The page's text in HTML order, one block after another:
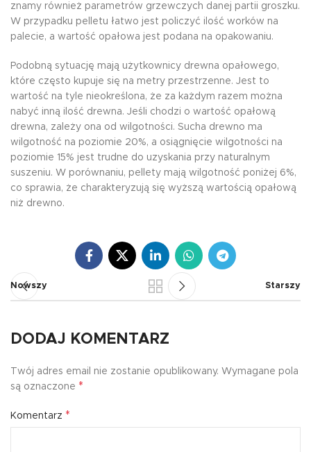
znamy również parametrów grzewczych danej partii groszku.
W przypadku pelletu łatwo jest policzyć ilość worków na
palecie, a wartość opałowa jest podana na opakowaniu.
Podobną sytuację mają użytkownicy drewna opałowego,
które często kupuje się na metry przestrzenne. Jest to
wartość na tyle nieokreślona, że za każdym razem można
nabyć inną ilość drewna. Jeśli chodzi o wartość opałową
drewna, zależy ona od wilgotności. Sucha drewno ma
wilgotność na poziomie 20%, a osiągnięcie wilgotności na
poziomie 15% jest trudne do uzyskania przy naturalnym
suszeniu. W porównaniu, pellety mają wilgotność poniżej 6%,
co sprawia, że charakteryzują się wyższą wartością opałową
niż drewno.
Nowszy Starszy
DODAJ KOMENTARZ
Twój adres email nie zostanie opublikowany. Wymagane pola
są oznaczone *
Komentarz *